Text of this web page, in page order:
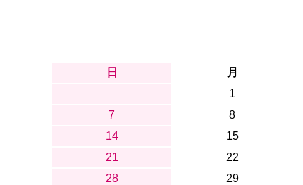
日 月
1
7
8
14
15
21
22
28
29